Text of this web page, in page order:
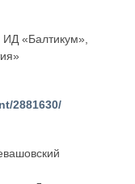
«Балтикум»,
2881630/